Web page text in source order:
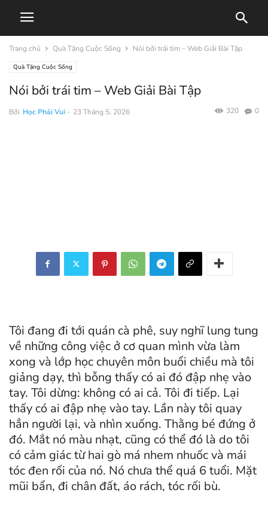
Trang chủ Quà Tặng Cuộc Sống Nói bởi trái tim – Web Giải Bài Tập
Quà Tặng Cuộc Sống
Nói bởi trái tim – Web Giải Bài Tập
Bởi Học Phải Vui - 23 Tháng 5, 2026 0
320
Tôi đang đi tới quán cà phê, suy nghĩ lung tung
về những công việc ở cơ quan mình vừa làm
xong và lớp học chuyên môn buổi chiều mà tôi
giảng dạy, thì bỗng thấy có ai đó đập nhẹ vào
tay. Tôi dừng: không có ai cả. Tôi đi tiếp. Lại
thấy có ai đập nhẹ vào tay. Lần này tôi quay
hẳn người lại, và nhìn xuống. Thằng bé đứng ở
đó. Mắt nó màu nhạt, cũng có thể đó là do tôi
có cảm giác từ hai gò má nhem nhuốc và mái
tóc đen rối của nó. Nó chưa thể quá 6 tuổi. Mặt
mũi bẩn, đi chân đất, áo rách, tóc rối bù.